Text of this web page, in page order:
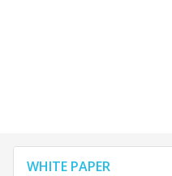
WHITE PAPER